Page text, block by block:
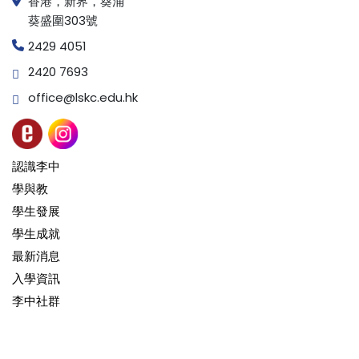
葵盛圍303號
2429 4051
2420 7693
office@lskc.edu.hk
認識李中
學與教
學生發展
學生成就
最新消息
入學資訊
李中社群